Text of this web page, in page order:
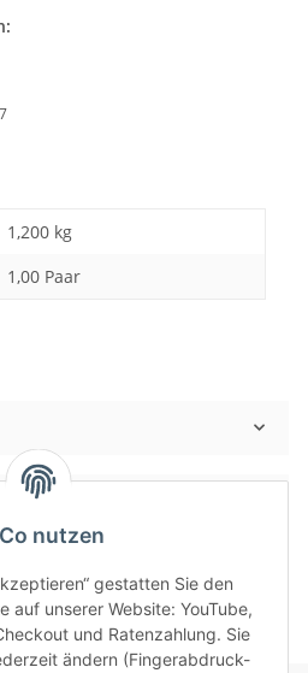
nutzen
gestatten Sie den
auf unserer Website: YouTube,
und Ratenzahlung. Sie
ändern (Fingerabdruck-
1,200 kg
1,00 Paar